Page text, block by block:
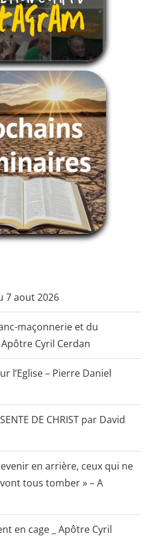
7 aout 2026
maçonnerie et du
Cyril Cerdan
l’Eglise – Pierre Daniel
DE CHRIST par David
en arrière, ceux qui ne
tous tomber » – A
en cage _ Apôtre Cyril